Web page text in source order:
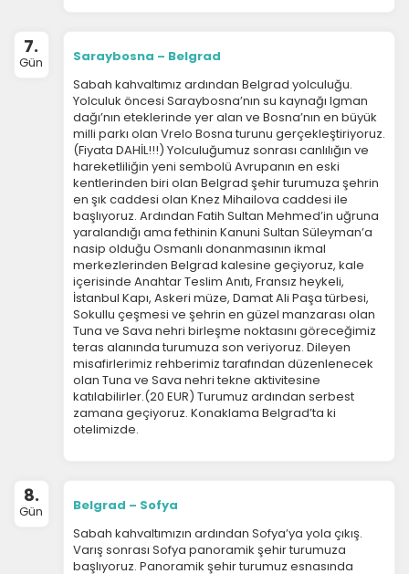
7.
Gün
Saraybosna – Belgrad
Sabah kahvaltımız ardından Belgrad yolculuğu.
Yolculuk öncesi Saraybosna’nın su kaynağı Igman
dağı’nın eteklerinde yer alan ve Bosna’nın en büyük
milli parkı olan Vrelo Bosna turunu gerçekleştiriyoruz.
(Fiyata DAHİL!!!) Yolculuğumuz sonrası canlılığın ve
hareketliliğin yeni sembolü Avrupanın en eski
kentlerinden biri olan Belgrad şehir turumuza şehrin
en şık caddesi olan Knez Mihailova caddesi ile
başlıyoruz. Ardından Fatih Sultan Mehmed’in uğruna
yaralandığı ama fethinin Kanuni Sultan Süleyman’a
nasip olduğu Osmanlı donanmasının ikmal
merkezlerinden Belgrad kalesine geçiyoruz, kale
içerisinde Anahtar Teslim Anıtı, Fransız heykeli,
İstanbul Kapı, Askeri müze, Damat Ali Paşa türbesi,
Sokullu çeşmesi ve şehrin en güzel manzarası olan
Tuna ve Sava nehri birleşme noktasını göreceğimiz
teras alanında turumuza son veriyoruz. Dileyen
misafirlerimiz rehberimiz tarafından düzenlenecek
olan Tuna ve Sava nehri tekne aktivitesine
katılabilirler.(20 EUR) Turumuz ardından serbest
zamana geçiyoruz. Konaklama Belgrad’ta ki
otelimizde.
8.
Gün
Belgrad – Sofya
Sabah kahvaltımızın ardından Sofya’ya yola çıkış.
Varış sonrası Sofya panoramik şehir turumuza
başlıyoruz. Panoramik şehir turumuz esnasında